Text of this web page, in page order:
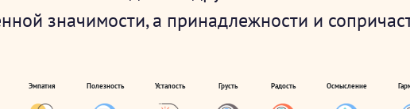
значимости, а принадлежности и
Эмпатия Полезность Усталость Грусть Радость Осмысление